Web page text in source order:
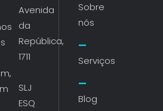
Avenida
da
República,
1711
SLJ
ESQ
Sobre
nós
Serviços
Blog